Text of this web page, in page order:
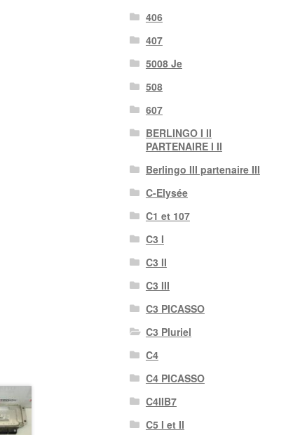
406
407
5008 Je
508
607
BERLINGO I II
PARTENAIRE I II
Berlingo III partenaire III
C-Elysée
C1 et 107
C3 I
C3 II
C3 III
C3 PICASSO
C3 Pluriel
C4
C4 PICASSO
C4IIB7
C5 I et II